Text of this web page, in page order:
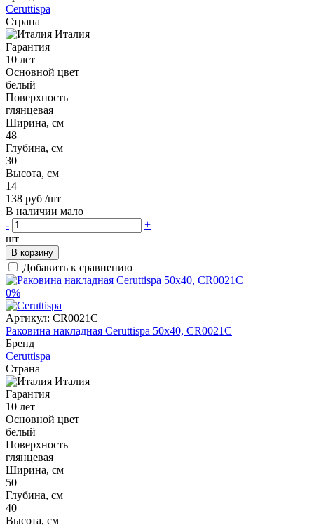
Ceruttispa
Страна
Италия
Гарантия
10 лет
Основной цвет
белый
Поверхность
глянцевая
Ширина, см
48
Глубина, см
30
Высота, см
14
138 руб /шт
В наличии мало
-
+
шт
В корзину
Добавить к сравнению
0%
Артикул: CR0021C
Раковина накладная Ceruttispa 50x40, CR0021C
Бренд
Ceruttispa
Страна
Италия
Гарантия
10 лет
Основной цвет
белый
Поверхность
глянцевая
Ширина, см
50
Глубина, см
40
Высота, см